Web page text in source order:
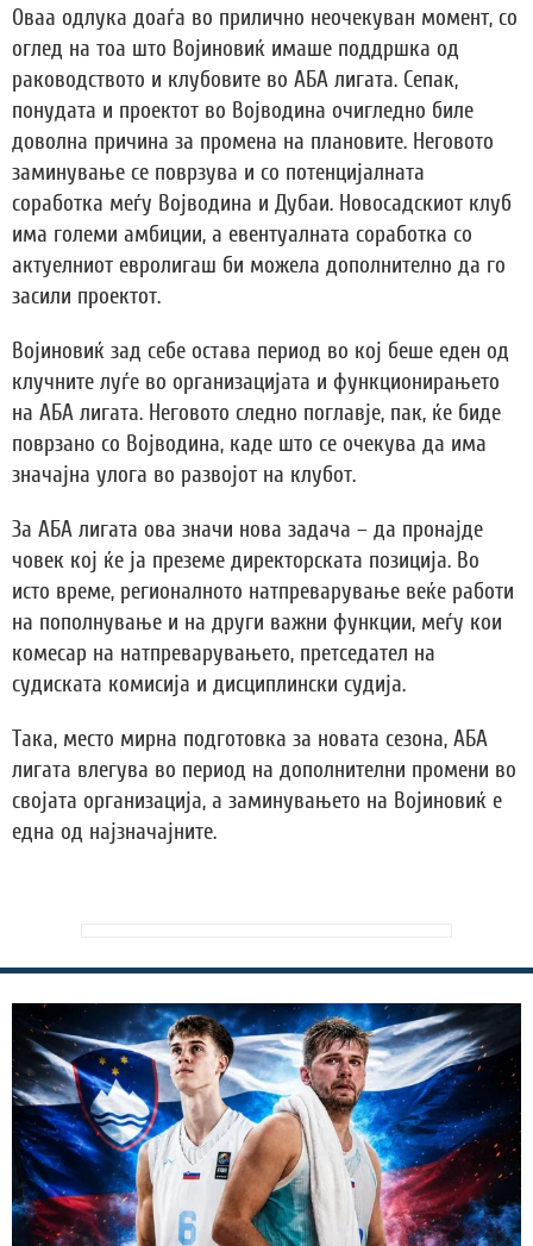
Оваа одлука доаѓа во прилично неочекуван момент, со
оглед на тоа што Војиновиќ имаше поддршка од
раководството и клубовите во АБА лигата. Сепак,
понудата и проектот во Војводина очигледно биле
доволна причина за промена на плановите. Неговото
заминување се поврзува и со потенцијалната
соработка меѓу Војводина и Дубаи. Новосадскиот клуб
има големи амбиции, а евентуалната соработка со
актуелниот евролигаш би можела дополнително да го
засили проектот.
Војиновиќ зад себе остава период во кој беше еден од
клучните луѓе во организацијата и функционирањето
на АБА лигата. Неговото следно поглавје, пак, ќе биде
поврзано со Војводина, каде што се очекува да има
значајна улога во развојот на клубот.
За АБА лигата ова значи нова задача – да пронајде
човек кој ќе ја преземе директорската позиција. Во
исто време, регионалното натпреварување веќе работи
на пополнување и на други важни функции, меѓу кои
комесар на натпреварувањето, претседател на
судиската комисија и дисциплински судија.
Така, место мирна подготовка за новата сезона, АБА
лигата влегува во период на дополнителни промени во
својата организација, а заминувањето на Војиновиќ е
една од најзначајните.